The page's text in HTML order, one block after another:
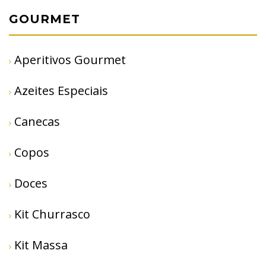
GOURMET
Aperitivos Gourmet
Azeites Especiais
Canecas
Copos
Doces
Kit Churrasco
Kit Massa